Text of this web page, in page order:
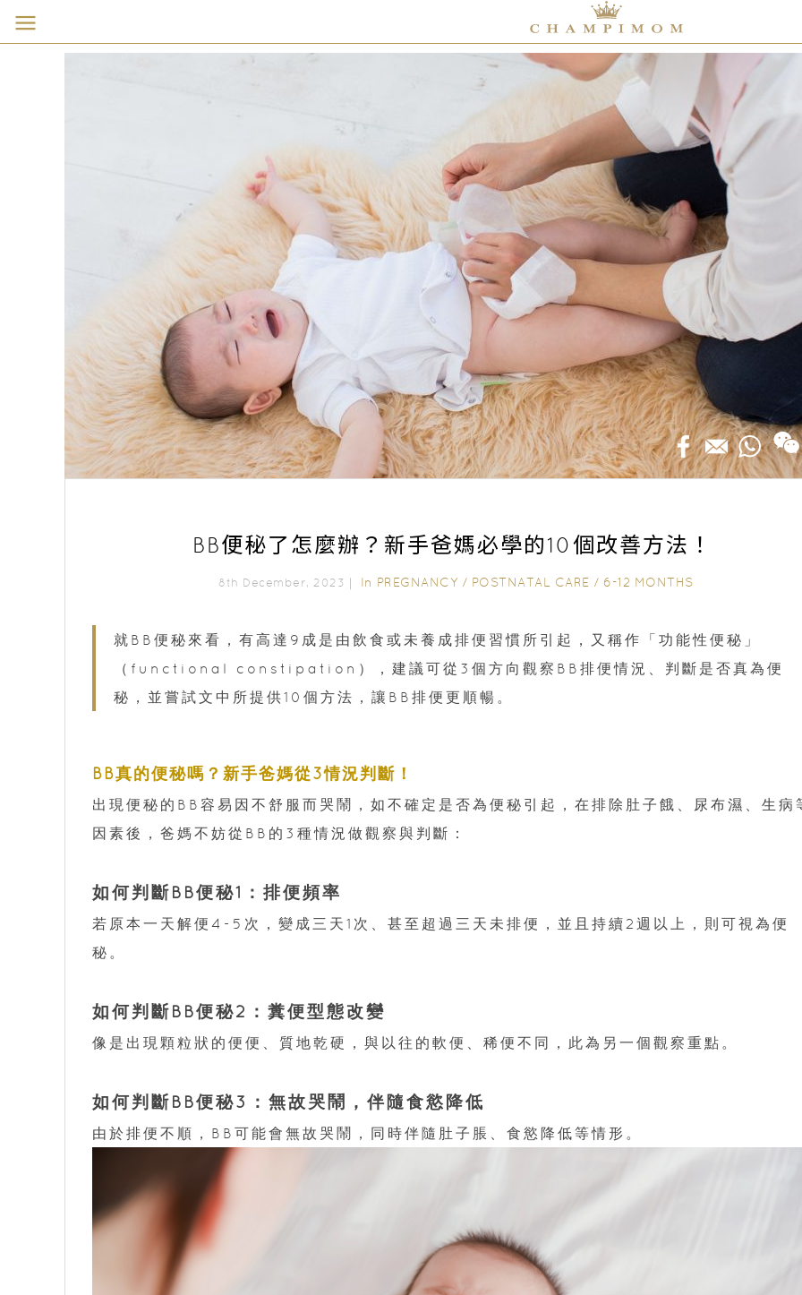
BB便秘了怎麼辦？新手爸媽必學的10個改善方法！
8th December, 2023｜ In PREGNANCY / POSTNATAL CARE / 6-12 MONTHS
就BB便秘來看，有高達9成是由飲食或未養成排便習慣所引起，又稱作「功能性便秘」
（functional constipation），建議可從3個方向觀察BB排便情況、判斷是否真為便
秘，並嘗試文中所提供10個方法，讓BB排便更順暢。
BB真的便秘嗎？新手爸媽從3情況判斷！
出現便秘的BB容易因不舒服而哭鬧，如不確定是否為便秘引起，在排除肚子餓、尿布濕、生病
因素後，爸媽不妨從BB的3種情況做觀察與判斷：
如何判斷BB便秘1：排便頻率
若原本一天解便4-5次，變成三天1次、甚至超過三天未排便，並且持續2週以上，則可視為便
秘。
如何判斷BB便秘2：糞便型態改變
像是出現顆粒狀的便便、質地乾硬，與以往的軟便、稀便不同，此為另一個觀察重點。
如何判斷BB便秘3：無故哭鬧，伴隨食慾降低
由於排便不順，BB可能會無故哭鬧，同時伴隨肚子脹、食慾降低等情形。